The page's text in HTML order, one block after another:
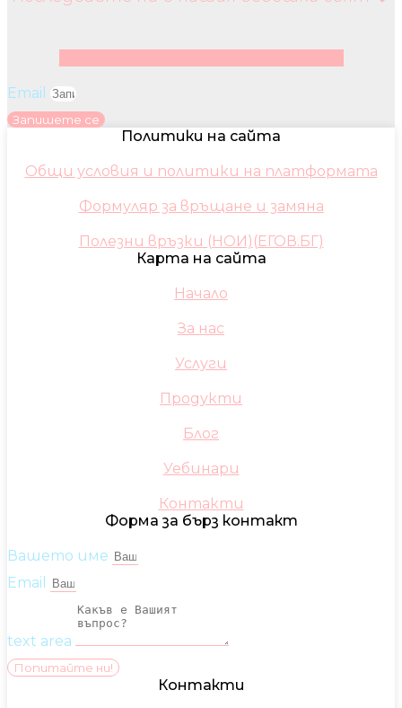
Email
Запишете се
Политики на сайта
Общи условия и политики на платформата
Формуляр за връщане и замяна
Полезни връзки (НОИ)(ЕГОВ.БГ)
Карта на сайта
Начало
За нас
Услуги
Продукти
Блог
Уебинари
Контакти
Форма за бърз контакт
Вашето име
Email
text area
Попитайте ни!
Контакти